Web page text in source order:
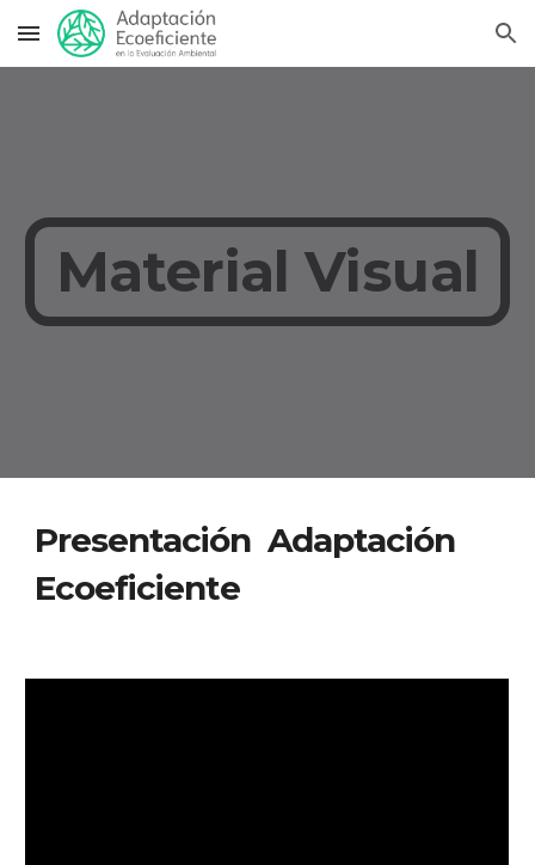
Skip to main content Skip to navigation
Material Visual
Presentación  Adaptación
Ecoeficiente